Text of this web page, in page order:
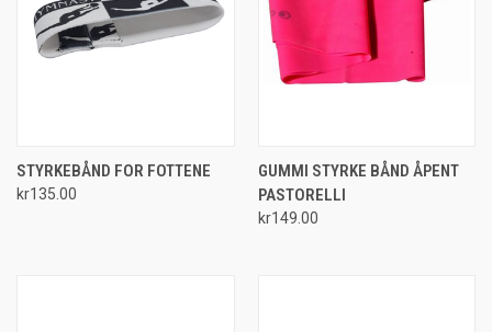
STYRKEBÅND FOR FOTTENE
kr135.00
GUMMI STYRKE BÅND ÅPENT
PASTORELLI
kr149.00